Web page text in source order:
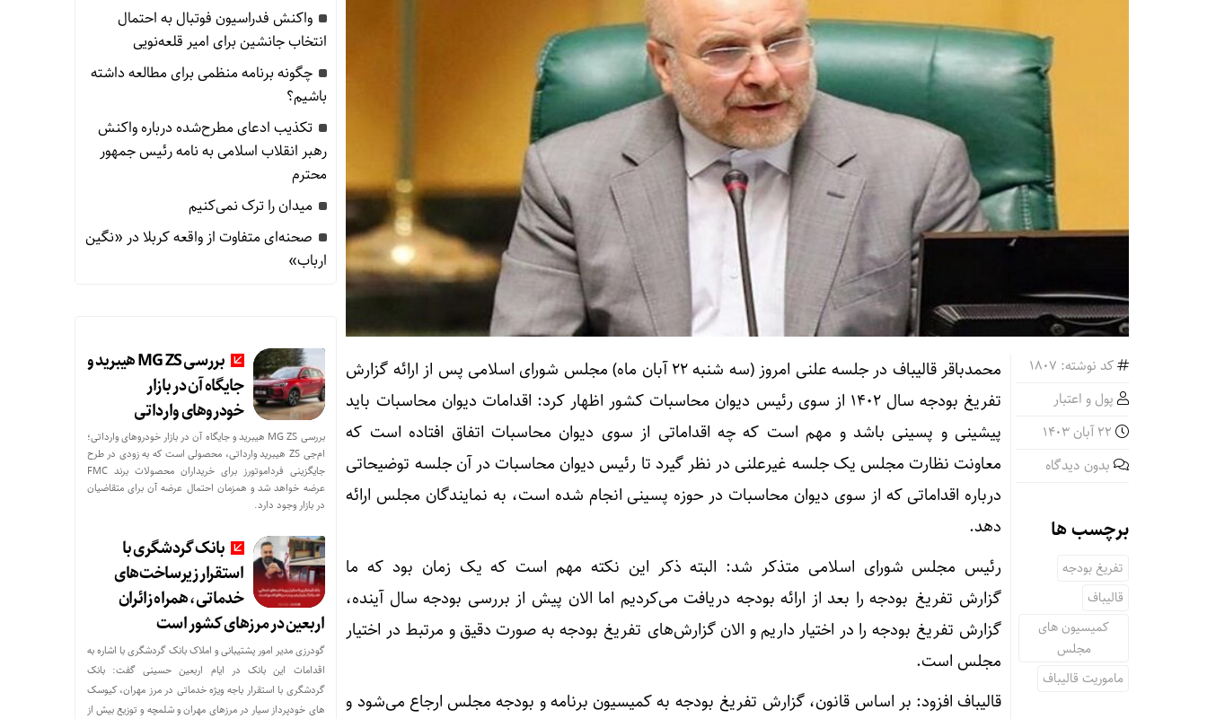
حمایت از اقشار کم‌درآمد با توزیع بسته‌های معیشتی
شرط تداوم یارانه نقدی و کالابرگ اقامت در ایران است
کد نوشته: 1807
پول و اعتبار
بدون دیدگاه
برچسب ها
تفریغ بودجه
قالیباف
کمیسیون های
مجلس
ماموریت قالیباف
محمدباقر قالیباف در جلسه علنی امروز (سه شنبه ۲۲ آبان ماه) مجلس شورای اسلامی پس از ارائه گزارش
تفریغ بودجه سال ۱۴۰۲ از سوی رئیس دیوان محاسبات کشور اظهار کرد: اقدامات دیوان محاسبات باید
پیشینی و پسینی باشد و مهم است که چه اقداماتی از سوی دیوان محاسبات اتفاق افتاده است که
معاونت نظارت مجلس یک جلسه غیرعلنی در نظر گیرد تا رئیس دیوان محاسبات در آن جلسه توضیحاتی
درباره اقداماتی که از سوی دیوان محاسبات در حوزه پسینی انجام شده است، به نمایندگان مجلس ارائه
دهد.
رئیس مجلس شورای اسلامی متذکر شد: البته ذکر این نکته مهم است که یک زمان بود که ما
گزارش تفریغ بودجه را بعد از ارائه بودجه دریافت می‌کردیم اما الان پیش از بررسی بودجه سال آینده،
گزارش تفریغ بودجه را در اختیار داریم و الان گزارش‌های تفریغ بودجه به صورت دقیق و مرتبط در اختیار
مجلس است.
قالیباف افزود: بر اساس قانون، گزارش تفریغ بودجه به کمیسیون برنامه و بودجه مجلس ارجاع می‌شود و
واکنش فدراسیون فوتبال به احتمال
انتخاب جانشین برای امیر قلعه‌نویی
چگونه برنامه منظمی برای مطالعه داشته
باشیم؟
تکذیب ادعای مطرح‌شده درباره واکنش
رهبر انقلاب اسلامی به نامه رئیس جمهور
محترم
میدان را ترک نمی‌کنیم
صحنه‌ای متفاوت از واقعه کربلا در «نگین
ارباب»
بررسی MG ZS هیبرید و
جایگاه آن در بازار
خودروهای وارداتی
بررسی MG ZS هیبرید و جایگاه آن در بازار خودروهای وارداتی؛
ام‌جی ZS هیبرید وارداتی، محصولی است که به زودی در طرح
جایگزینی فرداموتورز برای خریداران محصولات برند FMC
عرضه خواهد شد و همزمان احتمال عرضه آن برای متقاضیان
در بازار وجود دارد.
بانک گردشگری با
استقرار زیرساخت‌های
خدماتی، همراه زائران
اربعین در مرزهای کشور است
گودرزی مدیر امور پشتیبانی و املاک بانک گردشگری با اشاره به
اقدامات این بانک در ایام اربعین حسینی گفت: بانک
گردشگری با استقرار باجه ویژه خدماتی در مرز مهران، کیوسک
های خودپرداز سیار در مرزهای مهران و شلمچه و توزیع بیش از